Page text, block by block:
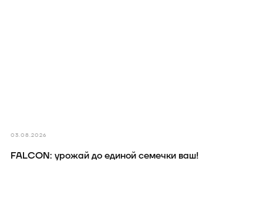
03.08.2026
FALCON: урожай до единой семечки ваш!